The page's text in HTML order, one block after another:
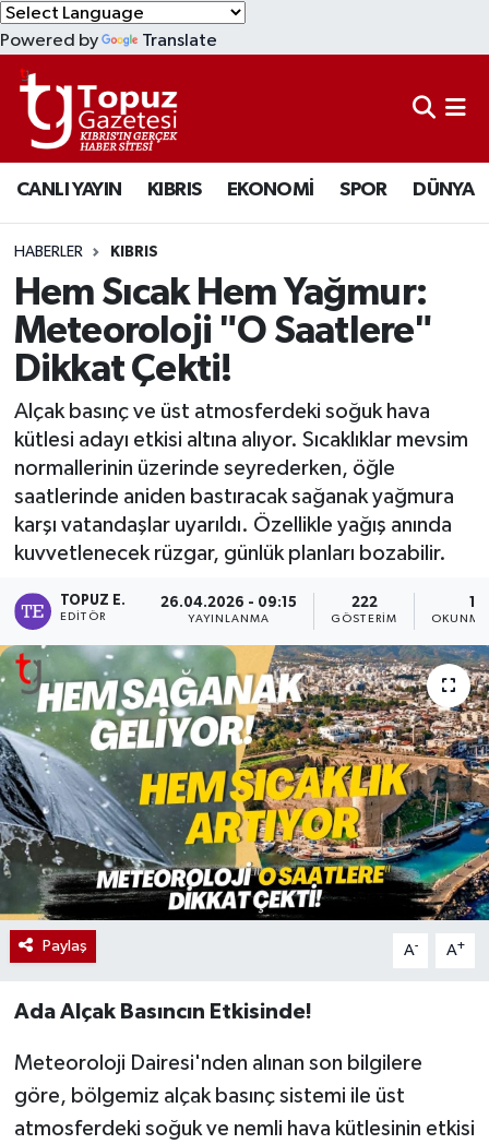
Powered by Translate
CANLI YAYIN KIBRIS EKONOMİ SPOR DÜNYA
HABERLER KIBRIS
Hem Sıcak Hem Yağmur:
Meteoroloji "O Saatlere"
Dikkat Çekti!
Alçak basınç ve üst atmosferdeki soğuk hava
kütlesi adayı etkisi altına alıyor. Sıcaklıklar mevsim
normallerinin üzerinde seyrederken, öğle
saatlerinde aniden bastıracak sağanak yağmura
karşı vatandaşlar uyarıldı. Özellikle yağış anında
kuvvetlenecek rüzgar, günlük planları bozabilir.
TOPUZ E.
EDITÖR
26.04.2026 - 09:15
YAYINLANMA
222
GÖSTERIM
Paylaş A- A+
Ada Alçak Basıncın Etkisinde!
Meteoroloji Dairesi'nden alınan son bilgilere
göre, bölgemiz alçak basınç sistemi ile üst
atmosferdeki soğuk ve nemli hava kütlesinin etkisi
KIBRIS
DÜNYA
EKONOMİ
MAGAZİN
SAĞLIK
SPOR
TEKNOLOJİ
TÜRKİYE
Lefkoşa Nöbetçi Eczaneler
Lefkoşa Hava Durumu
Lefkoşa Trafik Yoğunluk Haritası
Süper Lig Puan Durumu ve Fikstür
Tüm Manşetler
Son Dakika Haberleri
Haber Arşivi